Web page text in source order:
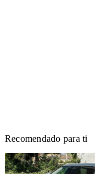
Recomendado para ti